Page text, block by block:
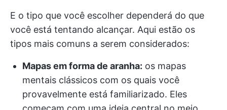
E o tipo que você escolher dependerá do que
você está tentando alcançar. Aqui estão os
tipos mais comuns a serem considerados:
Mapas em forma de aranha: os mapas
mentais clássicos com os quais você
provavelmente está familiarizado. Eles